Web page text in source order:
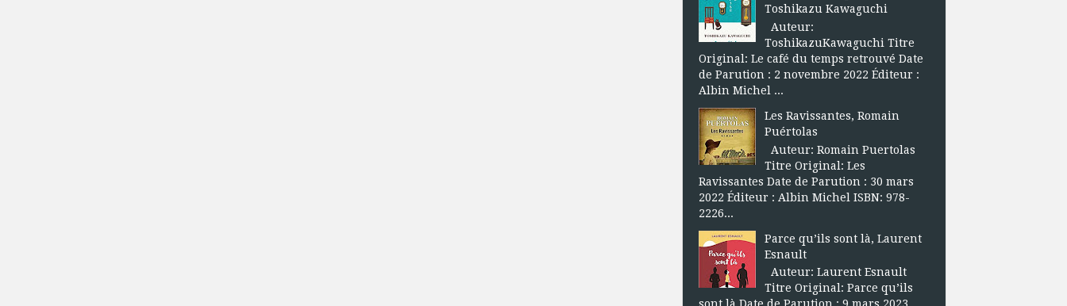
Toshikazu Kawaguchi
Auteur:
ToshikazuKawaguchi Titre
Original: Le café du temps retrouvé Date
de Parution : 2 novembre 2022 Éditeur :
Albin Michel ...
Les Ravissantes, Romain
Puértolas
Auteur: Romain Puertolas
Titre Original: Les
Ravissantes Date de Parution : 30 mars
2022 Éditeur : Albin Michel ISBN: 978-
2226...
Parce qu’ils sont là, Laurent
Esnault
Auteur: Laurent Esnault
Titre Original: Parce qu’ils